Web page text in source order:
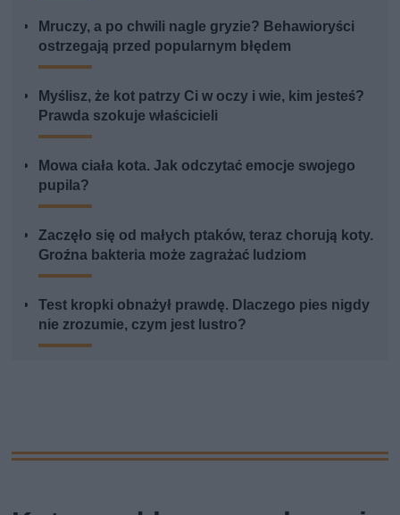
Mruczy, a po chwili nagle gryzie? Behawioryści
ostrzegają przed popularnym błędem
Myślisz, że kot patrzy Ci w oczy i wie, kim jesteś?
Prawda szokuje właścicieli
Mowa ciała kota. Jak odczytać emocje swojego
pupila?
Zaczęło się od małych ptaków, teraz chorują koty.
Groźna bakteria może zagrażać ludziom
Test kropki obnażył prawdę. Dlaczego pies nigdy
nie zrozumie, czym jest lustro?